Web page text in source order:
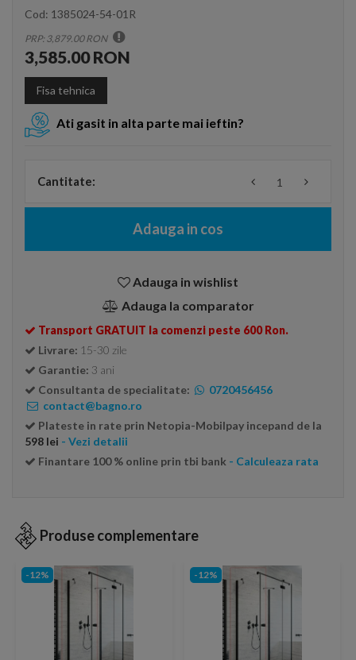
Cod: 1385024-54-01R
PRP: 3,879.00 RON
3,585.00 RON
Fisa tehnica
Ati gasit in alta parte mai ieftin?
Cantitate:
Adauga in cos
Adauga in wishlist
Adauga la comparator
Transport GRATUIT la comenzi peste 600 Ron.
Livrare: 15-30 zile
Garantie: 3 ani
Consultanta de specialitate:
0720456456
contact@bagno.ro
Plateste in rate prin Netopia-Mobilpay incepand de la
598 lei - Vezi detalii
Finantare 100 % online prin tbi bank - Calculeaza rata
Produse complementare
-12% -12%